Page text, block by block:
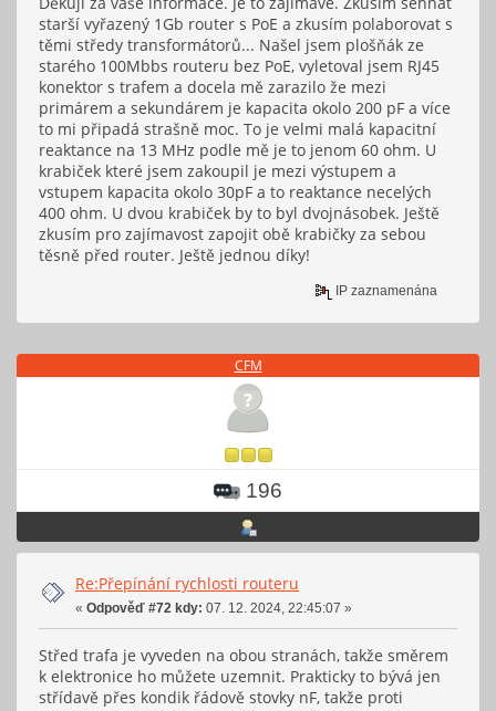
starší vyřazený 1Gb router s PoE a zkusím polaborovat s
těmi středy transformátorů... Našel jsem plošňák ze
starého 100Mbbs routeru bez PoE, vyletoval jsem RJ45
konektor s trafem a docela mě zarazilo že mezi
primárem a sekundárem je kapacita okolo 200 pF a více
to mi připadá strašně moc. To je velmi malá kapacitní
reaktance na 13 MHz podle mě je to jenom 60 ohm. U
krabiček které jsem zakoupil je mezi výstupem a
vstupem kapacita okolo 30pF a to reaktance necelých
400 ohm. U dvou krabiček by to byl dvojnásobek. Ještě
zkusím pro zajímavost zapojit obě krabičky za sebou
těsně před router. Ještě jednou díky!
IP zaznamenána
CFM
196
Re:Přepínání rychlosti routeru
« Odpověď #72 kdy: 07. 12. 2024, 22:45:07 »
Střed trafa je vyveden na obou stranách, takže směrem
k elektronice ho můžete uzemnit. Prakticky to bývá jen
střídavě přes kondik řádově stovky nF, takže proti